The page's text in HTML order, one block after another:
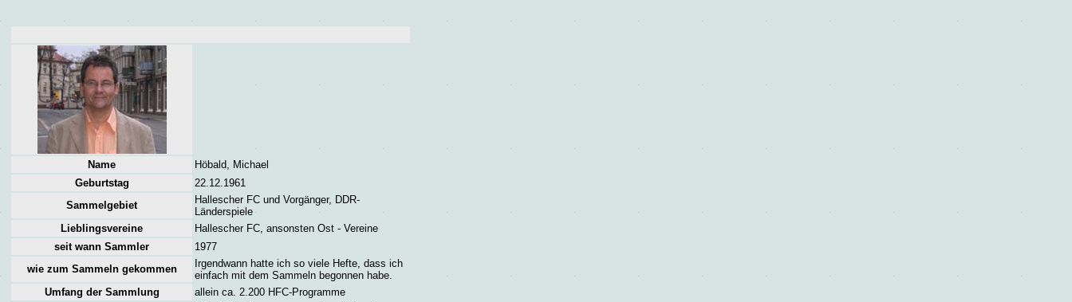
Name
Höbald, Michael
Geburtstag
22.12.1961
Sammelgebiet
Hallescher FC und Vorgänger, DDR-
Länderspiele
Lieblingsvereine
Hallescher FC, ansonsten Ost - Vereine
seit wann Sammler
1977
wie zum Sammeln gekommen
Irgendwann hatte ich so viele Hefte, dass ich
einfach mit dem Sammeln begonnen habe.
Umfang der Sammlung
allein ca. 2.200 HFC-Programme